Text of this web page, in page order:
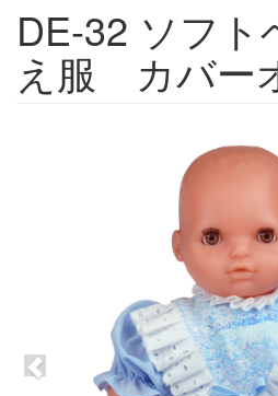
DE-32 ソフト
え服 カバー